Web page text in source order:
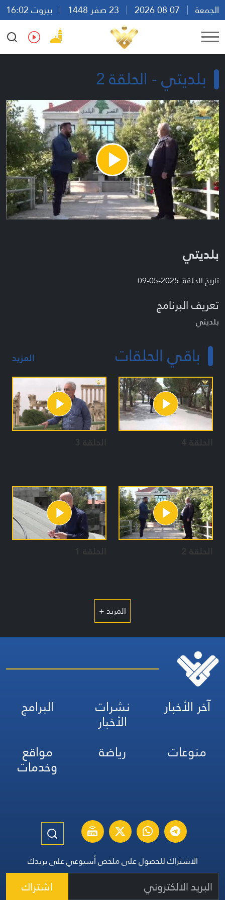
الجمعة
بيروت 16:02
Ar
En Fr Es
بلديتي - الحلقة 2
Play
Video
بلديتي
تاريخ الحلقة: 2025-05-09
تعريف البرنامج
بلديتي
باقي الحلقات المزيد
الحلقة 4 الحلقة 3
الحلقة 2 الحلقة 1
المزيد +
آخر الأخبار نشرات
الأخبار
البرامج
منوعات
رياضة مواقع
وخدمات
الاشتراك للحصول على ملخص أسبوعي على بريدك
اشتراك